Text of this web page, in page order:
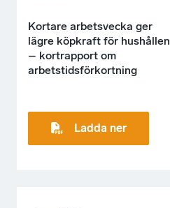
Kortare arbetsvecka ger
lägre köpkraft för hushållen
– kortrapport om
arbetstidsförkortning
Ladda ner